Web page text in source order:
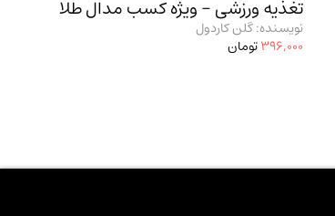
تغذیه ورزشی - ویژه کسب مدال طلا
نویسنده: گلن کاردول
396,000تومان